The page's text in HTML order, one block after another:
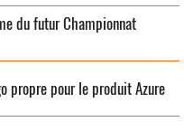
du futur Championnat
propre pour le produit Azure